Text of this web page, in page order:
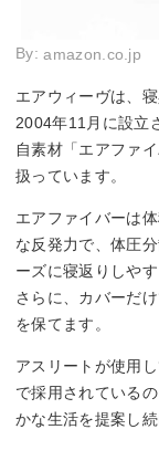
By:amazon.co.jp
エアウィーヴは、
2004年11月に設立
自素材「エアファ
扱っています。
エアファイバーは
な反発力で、体圧
ーズに寝返りしや
さらに、カバーだ
を保てます。
アスリートが使用
で採用されている
かな生活を提案し